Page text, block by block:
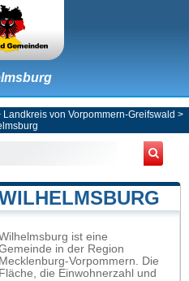
Landkreis von Vorpommern-Greifswald >
ist eine
in der Region
Mecklenburg-Vorpommern. Die
Fläche, die Einwohnerzahl und